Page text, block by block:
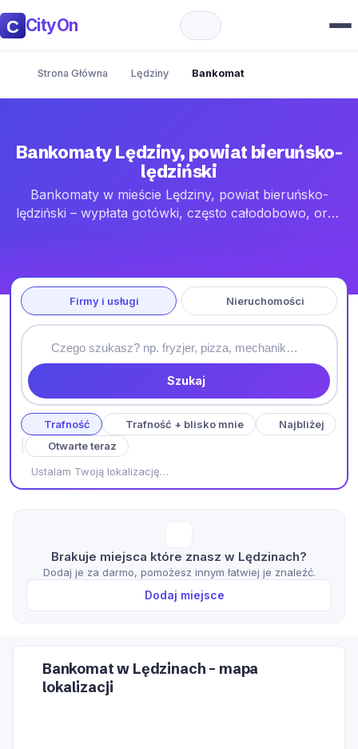
CityOn
Strona Główna Lędziny Bankomat
Bankomaty Lędziny, powiat bieruńsko-
lędziński
Bankomaty w mieście Lędziny, powiat bieruńsko-
lędziński – wypłata gotówki, często całodobowo, oraz
Firmy i usługi Nieruchomości
Szukaj
Trafność Trafność + blisko mnie
Najbliżej
Otwarte teraz
Ustalam Twoją lokalizację…
Brakuje miejsca które znasz w Lędzinach?
Dodaj je za darmo, pomożesz innym łatwiej je znaleźć.
Dodaj miejsce
Bankomat w Lędzinach – mapa
lokalizacji